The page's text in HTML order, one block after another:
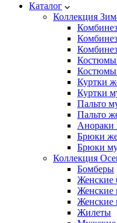
Каталог
Коллекция
Костюмы
Куртки
Куртки
Пальто
Пальто
Анораки
Брюки
Брюки
Коллекция
Бомберы
Женские
Женские
Женские
Жилеты